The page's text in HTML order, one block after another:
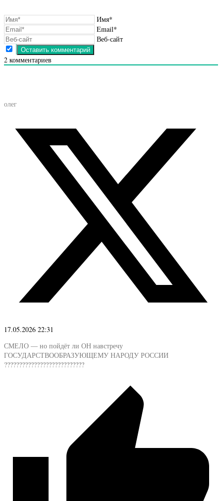
Имя*
Email*
Веб-сайт
2 комментариев
олег
17.05.2026 22:31
СМЕЛО — но пойдёт ли ОН навстречу
ГОСУДАРСТВООБРАЗУЮЩЕМУ НАРОДУ РОССИИ
???????????????????????????